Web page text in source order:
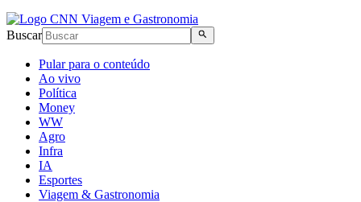
Buscar
Pular para o conteúdo
Ao vivo
Política
Money
WW
Agro
Infra
IA
Esportes
Viagem & Gastronomia